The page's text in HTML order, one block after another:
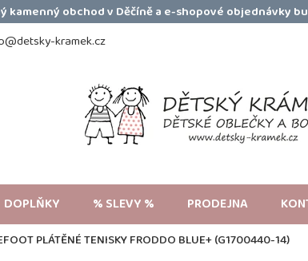
kamenný obchod v Děčíně a e-shopové
kramek.cz
DOPLŇKY % SLEVY % PRODEJNA
PLÁTĚNÉ TENISKY FRODDO BLUE+ (G1700440-14)